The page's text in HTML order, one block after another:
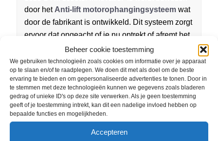
Beheer cookie toestemming
We gebruiken technologieën zoals cookies om informatie over je apparaat
op te slaan en/of te raadplegen. We doen dit met als doel om de beste
ervaring te bieden en om gepersonaliseerde advertenties te tonen. Door in
te stemmen met deze technologieën kunnen we gegevens zoals bladeren
gedrag of unieke ID's op deze site verwerken. Als je geen toestemming
geeft of je toestemming intrekt, kan dit een nadelige invloed hebben op
bepaalde functies en mogelijkheden.
Accepteren
door het Anti-lift motorophangingsysteem wat
door de fabrikant is ontwikkeld. Dit systeem zorgt
ervoor dat ongeacht of je nu optrekt of afremt het
bodywork stabiel blijft. Hierdoor geniet je van
een ultiem rijcomfort.
De Fiddle IV is standaard voorzien van LED-
dagrijverlichting,USB-aansluiting, een6,2 liter
grote benzinetankonder de treeplank en de
tankdop is mooi weggewerkt achter een klepje.
Tevens is deze SYM scooter zeer comfortabel
voor zowel 1 als 2 personen en geeft hij